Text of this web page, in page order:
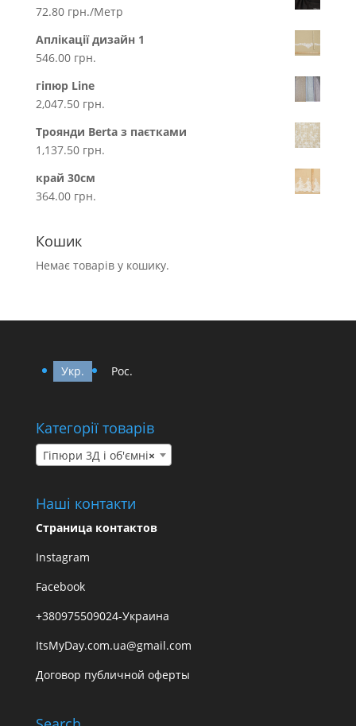
72.80 грн./Метр
Аплікації дизайн 1
546.00 грн.
гіпюр Line
2,047.50 грн.
Троянди Berta з паєтками
1,137.50 грн.
край 30см
364.00 грн.
Кошик
Немає товарів у кошику.
Укр. Рос.
Категорії товарів
×
Гіпюри 3Д і об'ємні
Наші контакти
Страница контактов
Instagram
Facebook
+380975509024-Украина
ItsMyDay.com.ua@gmail.com
Договор публичной оферты